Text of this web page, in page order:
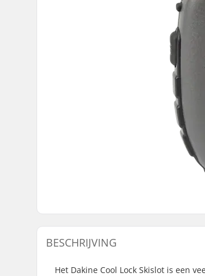
BESCHRIJVING
Het Dakine Cool Lock Skislot is een